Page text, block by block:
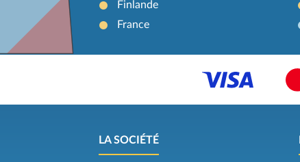
Finlande
France
LA SOCIÉTÉ